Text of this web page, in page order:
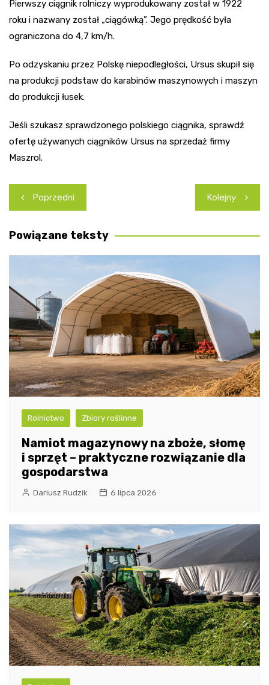
Pierwszy ciągnik rolniczy wyprodukowany został w 1922
roku i nazwany został „ciągówką”. Jego prędkość była
ograniczona do 4,7 km/h.
Po odzyskaniu przez Polskę niepodległości, Ursus skupił się
na produkcji podstaw do karabinów maszynowych i maszyn
do produkcji łusek.
Jeśli szukasz sprawdzonego polskiego ciągnika, sprawdź
ofertę używanych ciągników Ursus na sprzedaż firmy
Maszrol.
Nawigacja
wpisu
Poprzedni Kolejny
Powiązane teksty
Rolnictwo Zbiory roślinne
Namiot magazynowy na zboże, słomę
i sprzęt – praktyczne rozwiązanie dla
gospodarstwa
Dariusz Rudzik 6 lipca 2026